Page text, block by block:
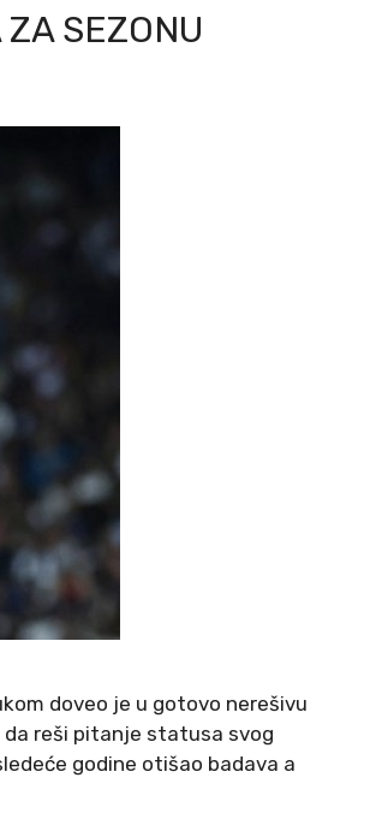
SEZONU
doveo je u gotovo nerešivu
da reši pitanje statusa svog
godine otišao badava a